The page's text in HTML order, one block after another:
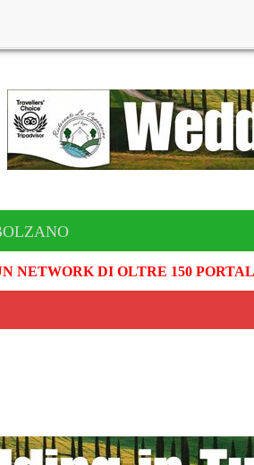
NETWORK DI OLTRE 150